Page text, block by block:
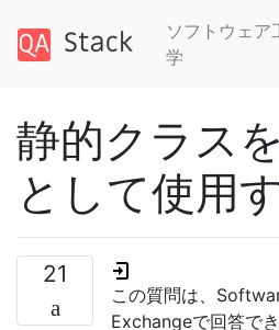
ソフトウェア
学
静的クラス
として使用
21
この質問は、
Exchangeで回答で